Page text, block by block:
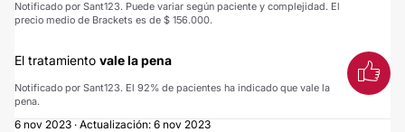
Notificado por Sant123. Puede variar según paciente y complejidad. El
precio medio de Brackets es de $ 156.000.
El tratamiento vale la pena
Notificado por Sant123. El 92% de pacientes ha indicado que vale la
pena.
6 nov 2023 · Actualización: 6 nov 2023